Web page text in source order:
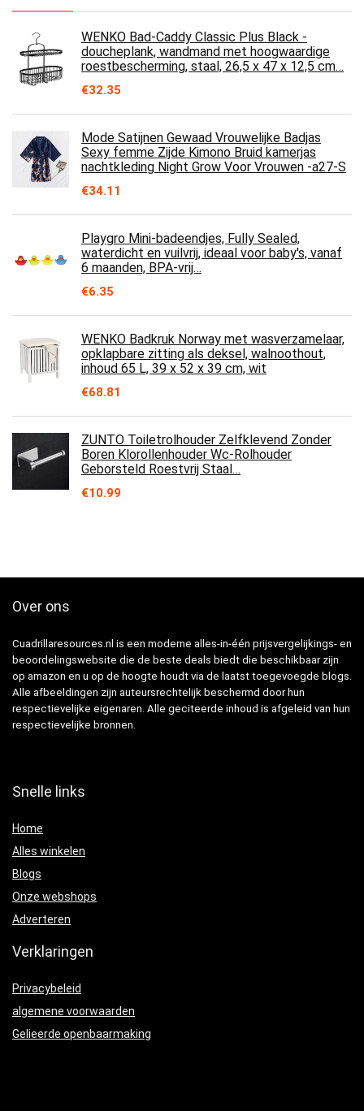
WENKO Bad-Caddy Classic Plus Black -
doucheplank, wandmand met hoogwaardige
roestbescherming, staal, 26,5 x 47 x 12,5 cm…
€32.35
Mode Satijnen Gewaad Vrouwelijke Badjas
Sexy femme Zijde Kimono Bruid kamerjas
nachtkleding Night Grow Voor Vrouwen -a27-S
€34.11
Playgro Mini-badeendjes, Fully Sealed,
waterdicht en vuilvrij, ideaal voor baby's, vanaf
6 maanden, BPA-vrij…
€6.35
WENKO Badkruk Norway met wasverzamelaar,
opklapbare zitting als deksel, walnoothout,
inhoud 65 L, 39 x 52 x 39 cm, wit
€68.81
ZUNTO Toiletrolhouder Zelfklevend Zonder
Boren Klorollenhouder Wc-Rolhouder
Geborsteld Roestvrij Staal…
€10.99
Over ons
Cuadrillaresources.nl is een moderne alles-in-één prijsvergelijkings- en
beoordelingswebsite die de beste deals biedt die beschikbaar zijn
op amazon en u op de hoogte houdt via de laatst toegevoegde blogs.
Alle afbeeldingen zijn auteursrechtelijk beschermd door hun
respectievelijke eigenaren. Alle geciteerde inhoud is afgeleid van hun
respectievelijke bronnen.
Snelle links
Home
Alles winkelen
Blogs
Onze webshops
Adverteren
Verklaringen
Privacybeleid
algemene voorwaarden
Gelieerde openbaarmaking